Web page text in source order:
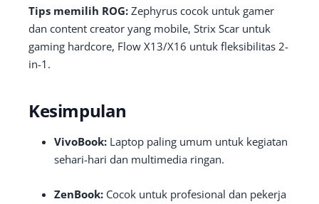
Tips memilih ROG: Zephyrus cocok untuk gamer
dan content creator yang mobile, Strix Scar untuk
gaming hardcore, Flow X13/X16 untuk fleksibilitas 2-
in-1.
Kesimpulan
VivoBook: Laptop paling umum untuk kegiatan
sehari-hari dan multimedia ringan.
ZenBook: Cocok untuk profesional dan pekerja